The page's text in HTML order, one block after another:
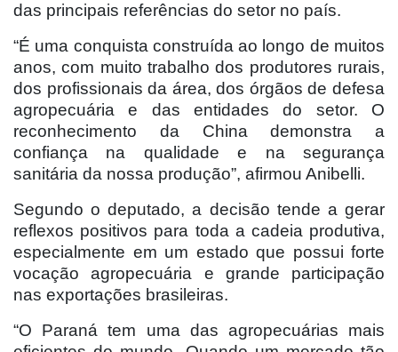
das principais referências do setor no país.
“É uma conquista construída ao longo de muitos
anos, com muito trabalho dos produtores rurais,
dos profissionais da área, dos órgãos de defesa
agropecuária e das entidades do setor. O
reconhecimento da China demonstra a
confiança na qualidade e na segurança
sanitária da nossa produção”, afirmou Anibelli.
Segundo o deputado, a decisão tende a gerar
reflexos positivos para toda a cadeia produtiva,
especialmente em um estado que possui forte
vocação agropecuária e grande participação
nas exportações brasileiras.
“O Paraná tem uma das agropecuárias mais